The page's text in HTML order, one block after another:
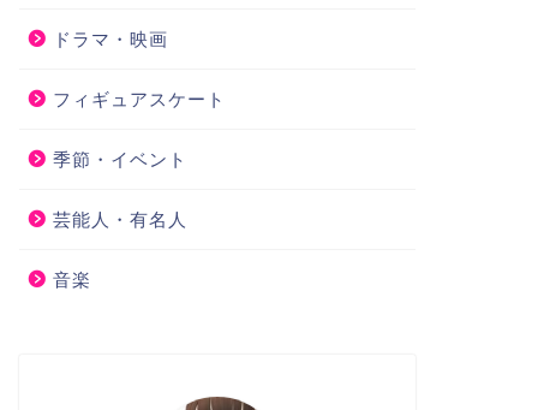
ドラマ・映画
フィギュアスケート
季節・イベント
芸能人・有名人
音楽